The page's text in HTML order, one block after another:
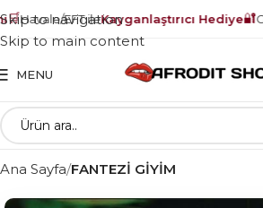
Havale/EFT ileKayganlaştırıcı Hediye🔐
Skip to navigation
Skip to main content
MENU
Ana Sayfa FANTEZİ GİYİM